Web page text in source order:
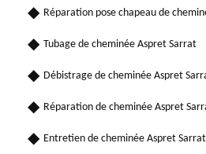
Réparation pose chapeau de
Tubage de cheminée Aspret Sarrat
Débistrage de cheminée Aspret
Réparation de cheminée Aspret
Entretien de cheminée Aspret Sarrat